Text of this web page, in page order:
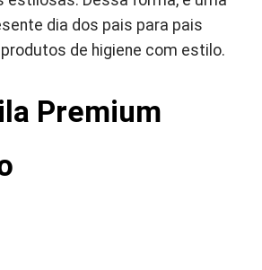
dia dos pais para pais
de higiene com estilo.
Premium